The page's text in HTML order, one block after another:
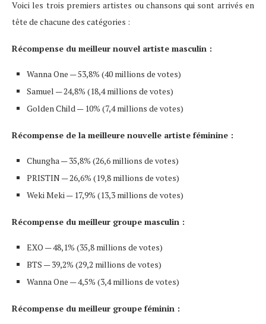
Voici les trois premiers artistes ou chansons qui sont arrivés en
tête de chacune des catégories :
Récompense du meilleur nouvel artiste masculin :
Wanna One — 53,8% (40 millions de votes)
Samuel — 24,8% (18,4 millions de votes)
Golden Child — 10% (7,4 millions de votes)
Récompense de la meilleure nouvelle artiste féminine :
Chungha — 35,8% (26,6 millions de votes)
PRISTIN — 26,6% (19,8 millions de votes)
Weki Meki — 17,9% (13,3 millions de votes)
Récompense du meilleur groupe masculin :
EXO — 48,1% (35,8 millions de votes)
BTS — 39,2% (29,2 millions de votes)
Wanna One — 4,5% (3,4 millions de votes)
Récompense du meilleur groupe féminin :